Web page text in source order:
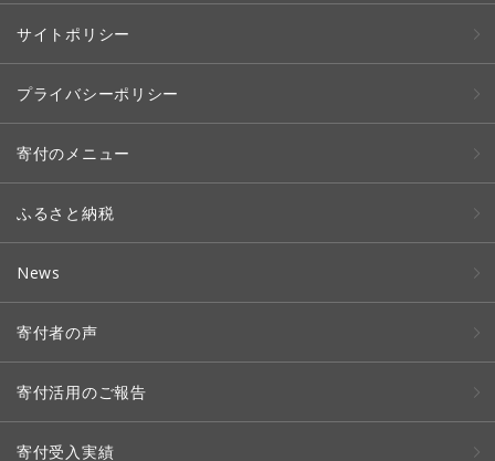
サイトポリシー
プライバシーポリシー
寄付のメニュー
ふるさと納税
News
寄付者の声
寄付活用のご報告
寄付受入実績